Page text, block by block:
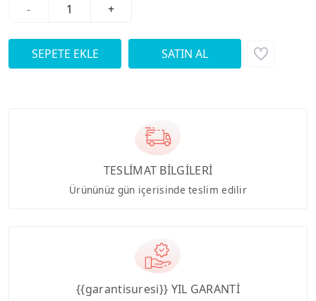
-
+
TESLİMAT BİLGİLERİ
Ürününüz gün içerisinde teslim edilir
{{garantisuresi}} YIL GARANTİ